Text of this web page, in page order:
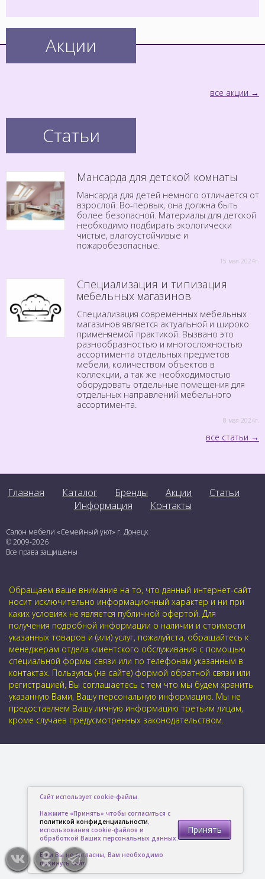
Акции
все акции
Статьи
Мансарда для детской комнаты
Мансарда для детей немного отличается от
взрослой. Во-первых, она должна быть
более безопасной. Материалы для детской
необходимо подбирать экологически
чистые, влагоустойчивые и
пожаробезопасные.
15 мая 2024г.
Специализация и типизация
мебельных магазинов
Специализация современных мебельных
магазинов является актуальной и широко
применяемой практикой. Вызвано это
разнообразностью и многосложностью
ассортимента отдельных предметов
мебели, количеством объектов в
коллекции, а так же необходимостью
оборудовать отдельные помещения для
отдельных направлений мебельного
ассортимента.
8 мая 2024г.
все статьи
Главная Каталог Бренды Акции
Статьи
Информация
Контакты
Салон мебели «Семейный уют» г. Донецк
© 2009-2026
Все права защищены
Обращаем ваше внимание на то, что данный интернет-сайт
носит исключительно информационный характер и ни при
каких условиях не является публичной офертой. Для
получения подробной информации о наличии и стоимости
указанных товаров и (или) услуг, пожалуйста, обращайтесь к
менеджерам отдела клиентского обслуживания с помощью
специальной формы связи или по телефонам указанным в
контактах. Пользуясь (на сайте) формой обратной связи или
регистрацией, Вы соглашаетесь с тем что мы будем хранить
указанную Вами, Вашу персональную информацию. Мы не
предоставляем Вашу личную информацию третьим лицам,
кроме случаев предусмотренных законодательством.
Сайт использует cookie-файлы.
Нажмите «Принять» чтобы согласиться с
политикой конфиденциальности,
использования cookie-файлов и
обработкой Ваших персональных данных.
Если Вы не согласны, Вам необходимо
покинуть сайт.
Принять